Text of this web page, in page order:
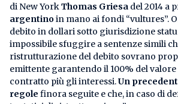
di New YorkThomas Griesa del 2014 a
argentinoin mano ai fondi “vultures”.
debito in dollari sotto giurisdizione
impossibile sfuggire a sentenze simili
ristrutturazione del debito sovrano
emittente garantendo il 100% del valore
contratto più gli interessi.Un
regole finora seguite e che, in caso di